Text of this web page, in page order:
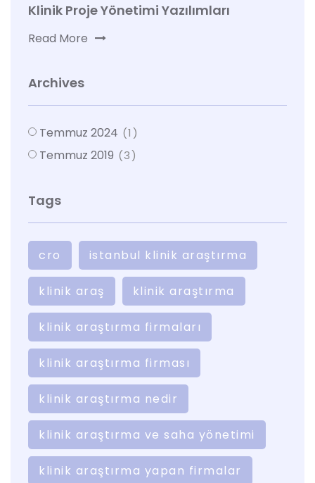
Klinik Proje Yönetimi Yazılımları
Read More
Archives
Temmuz 2024 (1)
Temmuz 2019 (3)
Tags
cro istanbul klinik araştırma
klinik araş klinik araştırma
klinik araştırma firmaları
klinik araştırma firması
klinik araştırma nedir
klinik araştırma ve saha yönetimi
klinik araştırma yapan firmalar